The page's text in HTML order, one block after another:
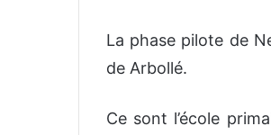
La phase pilote de
de Arbollé.
Ce sont l’école